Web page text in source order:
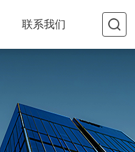
联系我们